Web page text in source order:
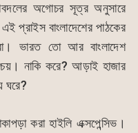
অগোচর সূত্র অনুসারে
প্রাইস বাংলাদেশের পাঠকের
ভারত তো আর বাংলাদেশ
নাকি করে? আড়াই হাজার
ঘরে?
করা হাইলি এক্সপেন্সিভ।